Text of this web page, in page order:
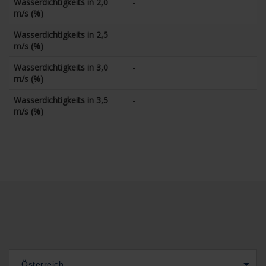
m/s (%)
Wasserdichtigkeits in 2,5
m/s (%)
-
Wasserdichtigkeits in 3,0
m/s (%)
-
Wasserdichtigkeits in 3,5
m/s (%)
-